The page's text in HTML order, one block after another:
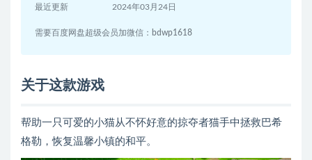
最近更新 2024年03月24日
需要百度网盘超级会员加微信：bdwp1618
关于这款游戏
帮助一只可爱的小猫从不怀好意的掠夺者猫手中拯救巴希
格勒，恢复温馨小镇的和平。